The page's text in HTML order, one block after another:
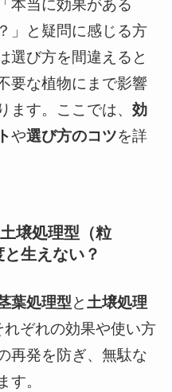
本当に効果がある
」と疑問に感じる方
選び方を間違えると
要な植物にまで影響
ます。ここでは、 効
や選び方のコツを詳
壌処理型（粒
生えない？
葉処理型と土壌処理
ぞれの効果や使い方
再発を防ぎ、無駄な
す。